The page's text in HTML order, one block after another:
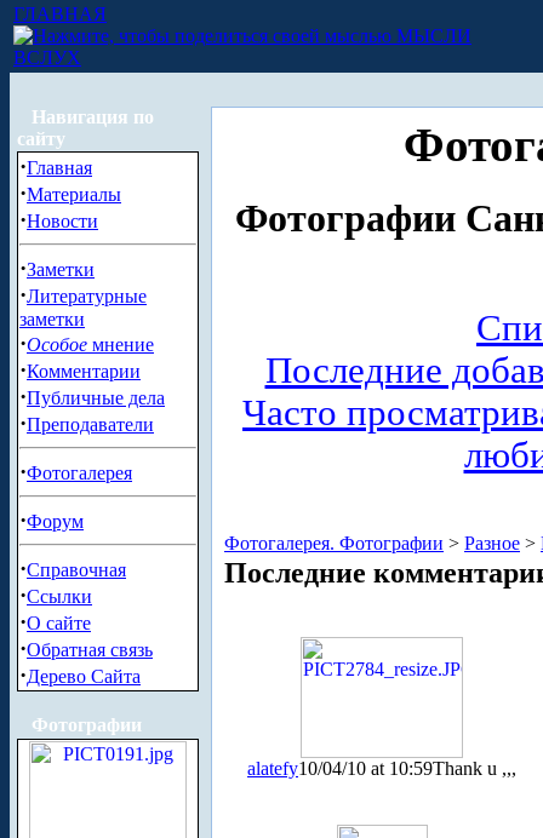
ГЛАВНАЯ
МЫСЛИ
ВСЛУХ
Навигация по
сайту
·Главная
·Материалы
·Новости
·Заметки
·Литературные
заметки
·Особое мнение
·Комментарии
·Публичные дела
·Преподаватели
·Фотогалерея
·Форум
·Справочная
·Ссылки
·О сайте
·Обратная связь
·Дерево Сайта
Фотографии
Фотографии
Последние
Часто
Фотогалерея. Фотографии > Разное >
Последние
alatefy10/04/10 at 10:59Thank u ,,,